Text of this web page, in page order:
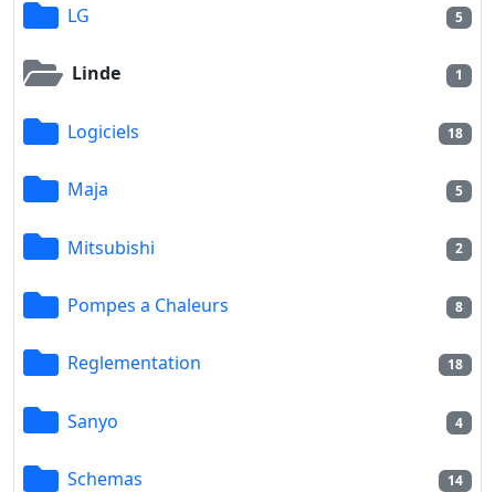
LG 5
Linde 1
Logiciels 18
Maja 5
Mitsubishi 2
Pompes a Chaleurs 8
Reglementation 18
Sanyo 4
Schemas 14